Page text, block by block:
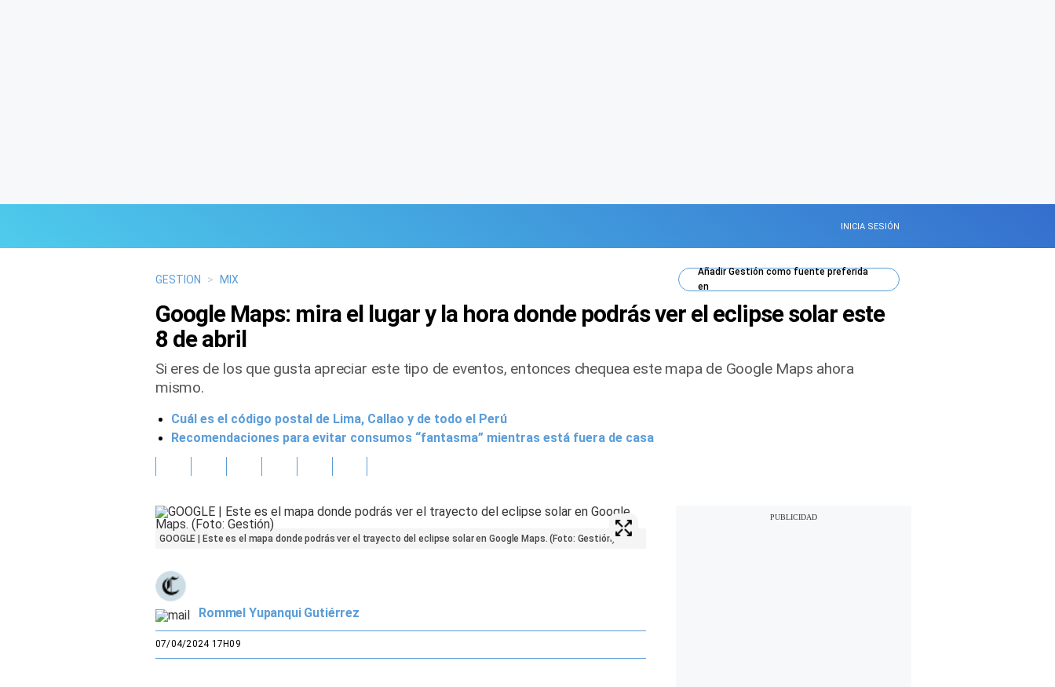
INICIA SESIÓN
GESTION > MIX
AñadirGestióncomo fuente preferida
en
Google Maps: mira el lugar y la hora donde podrás ver el eclipse solar este
8 de abril
Si eres de los que gusta apreciar este tipo de eventos, entonces chequea este mapa de Google Maps ahora
mismo.
Cuál es el código postal de Lima, Callao y de todo el Perú
Recomendaciones para evitar consumos “fantasma” mientras está fuera de casa
GOOGLE | Este es el mapa donde podrás ver el trayecto del eclipse solar en Google Maps. (Foto: Gestión)
Rommel Yupanqui Gutiérrez
07/04/2024 17H09